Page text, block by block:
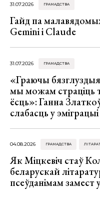
31.07.2026 ГРАМАДСТВА
Гайд па
Gemini і Claude
31.07.2026 ГРАМАДСТВА
«Граючы
мы можам страціць
ёсць»: Ганна
слабасць у эміграцыі
04.08.2026 ГРАМАДСТВА
Як Міцкевіч стаў
беларускай
псеўданімам замест